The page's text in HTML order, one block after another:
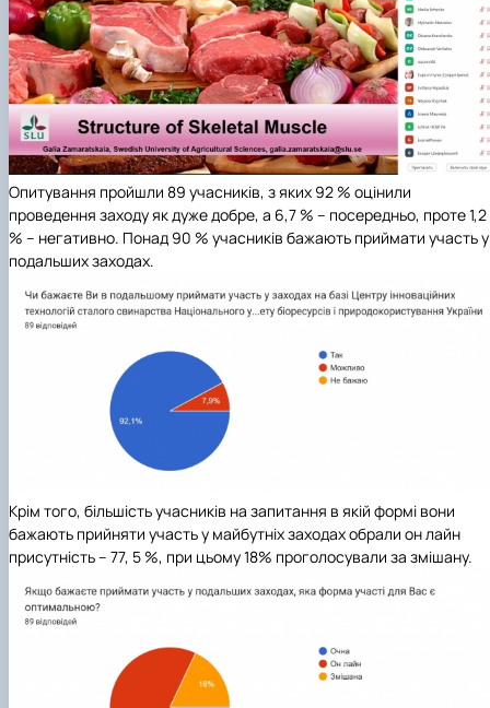
Опитування пройшли 89 учасників, з яких 92 % оцінили
проведення заходу як дуже добре, а 6,7 % – посередньо, проте 1,2
% – негативно. Понад 90 % учасників бажають приймати участь у
подальших заходах.
Крім того, більшість учасників на запитання в якій формі вони
бажають прийняти участь у майбутніх заходах обрали он лайн
присутність – 77, 5 %, при цьому 18% проголосували за змішану.